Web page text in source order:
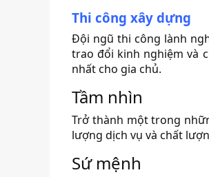
Thi công xây dựng
Đội ngũ thi công lành
trao đổi kinh nghiệm và
nhất cho gia chủ.
Tầm nhìn
Trở thành một trong
lượng dịch vụ và chất
Sứ mệnh